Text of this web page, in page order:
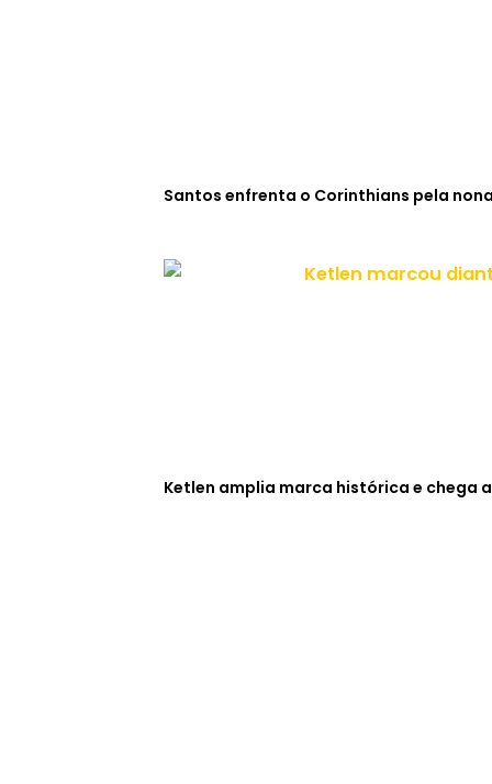
Santos enfrenta o Corinthians pela
Ketlen amplia marca histórica e chega